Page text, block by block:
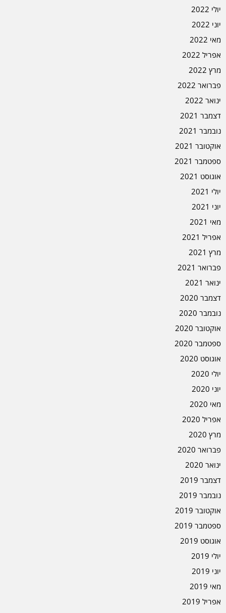
יולי 2022
יוני 2022
מאי 2022
אפריל 2022
מרץ 2022
פברואר 2022
ינואר 2022
דצמבר 2021
נובמבר 2021
אוקטובר 2021
ספטמבר 2021
אוגוסט 2021
יולי 2021
יוני 2021
מאי 2021
אפריל 2021
מרץ 2021
פברואר 2021
ינואר 2021
דצמבר 2020
נובמבר 2020
אוקטובר 2020
ספטמבר 2020
אוגוסט 2020
יולי 2020
יוני 2020
מאי 2020
אפריל 2020
מרץ 2020
פברואר 2020
ינואר 2020
דצמבר 2019
נובמבר 2019
אוקטובר 2019
ספטמבר 2019
אוגוסט 2019
יולי 2019
יוני 2019
מאי 2019
אפריל 2019